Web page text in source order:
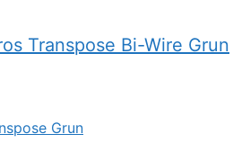
Transpose Bi-Wire Grun